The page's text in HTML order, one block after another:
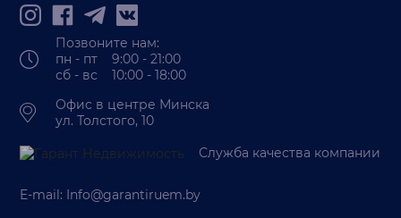
Позвоните нам:
пн - пт 9:00 - 21:00
сб - вс 10:00 - 18:00
Офис в центре Минска
ул. Толстого, 10
Служба качества компании
E-mail: Info@garantiruem.by